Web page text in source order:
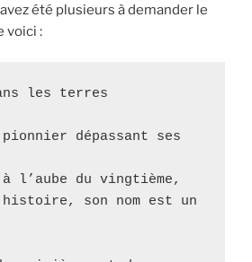
été plusieurs à demander le
voici :
les terres
dépassant ses
l’aube du vingtième,
son nom est un